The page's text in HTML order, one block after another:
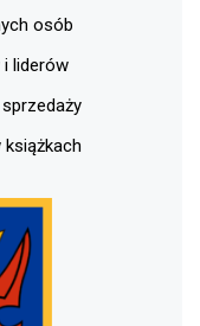
osób
liderów